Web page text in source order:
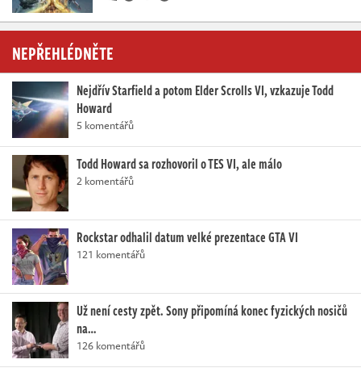
NEPŘEHLÉDNĚTE
Nejdřív Starfield a potom Elder Scrolls VI, vzkazuje Todd
Howard
5 komentářů
Todd Howard sa rozhovoril o TES VI, ale málo
2 komentářů
Rockstar odhalil datum velké prezentace GTA VI
121 komentářů
Už není cesty zpět. Sony připomíná konec fyzických nosičů
na…
126 komentářů